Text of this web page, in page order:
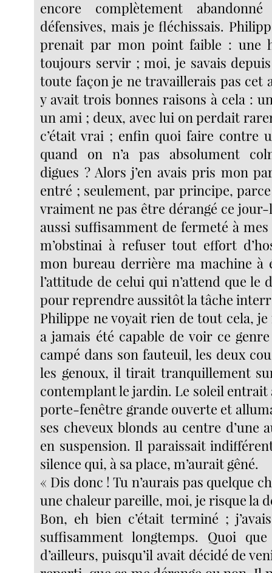
encore complètement
défensives, mais je fléchissais.
prenait par mon point faible : une
toujours servir ; moi, je savais
toute façon je ne travaillerais pas
y avait trois bonnes raisons à cela :
un ami ; deux, avec lui on perdait
c’était vrai ; enfin quoi faire contre
quand on n’a pas absolument
digues ? Alors j’en avais pris mon
entré ; seulement, par principe,
vraiment ne pas être dérangé ce
aussi suffisamment de fermeté à
m’obstinai à refuser tout effort
mon bureau derrière ma machine à
l’attitude de celui qui n’attend que le
pour reprendre aussitôt la tâche
Philippe ne voyait rien de tout cela, je
a jamais été capable de voir ce
campé dans son fauteuil, les deux
les genoux, il tirait tranquillement
contemplant le jardin. Le soleil entrait
porte-fenêtre grande ouverte et
ses cheveux blonds au centre d’une
en suspension. Il paraissait
silence qui, à sa place, m’aurait gêné.
« Dis donc ! Tu n’aurais pas quelque
une chaleur pareille, moi, je risque la
Bon, eh bien c’était terminé ;
suffisamment longtemps. Quoi
d’ailleurs, puisqu’il avait décidé de